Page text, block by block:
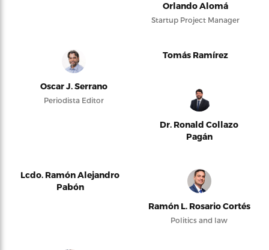
Orlando Alomá
Startup Project Manager
Oscar J. Serrano
Periodista Editor
Tomás Ramírez
Dr. Ronald Collazo
Pagán
Lcdo. Ramón Alejandro
Pabón
Ramón L. Rosario Cortés
Politics and law